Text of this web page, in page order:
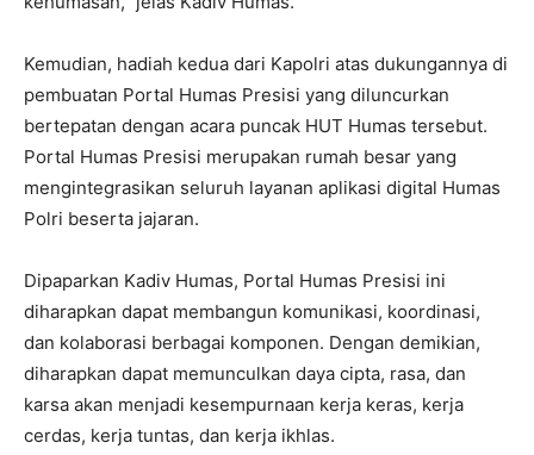
Kemudian, hadiah kedua dari Kapolri atas dukungannya di
pembuatan Portal Humas Presisi yang diluncurkan
bertepatan dengan acara puncak HUT Humas tersebut.
Portal Humas Presisi merupakan rumah besar yang
mengintegrasikan seluruh layanan aplikasi digital Humas
Polri beserta jajaran.
Dipaparkan Kadiv Humas, Portal Humas Presisi ini
diharapkan dapat membangun komunikasi, koordinasi,
dan kolaborasi berbagai komponen. Dengan demikian,
diharapkan dapat memunculkan daya cipta, rasa, dan
karsa akan menjadi kesempurnaan kerja keras, kerja
cerdas, kerja tuntas, dan kerja ikhlas.